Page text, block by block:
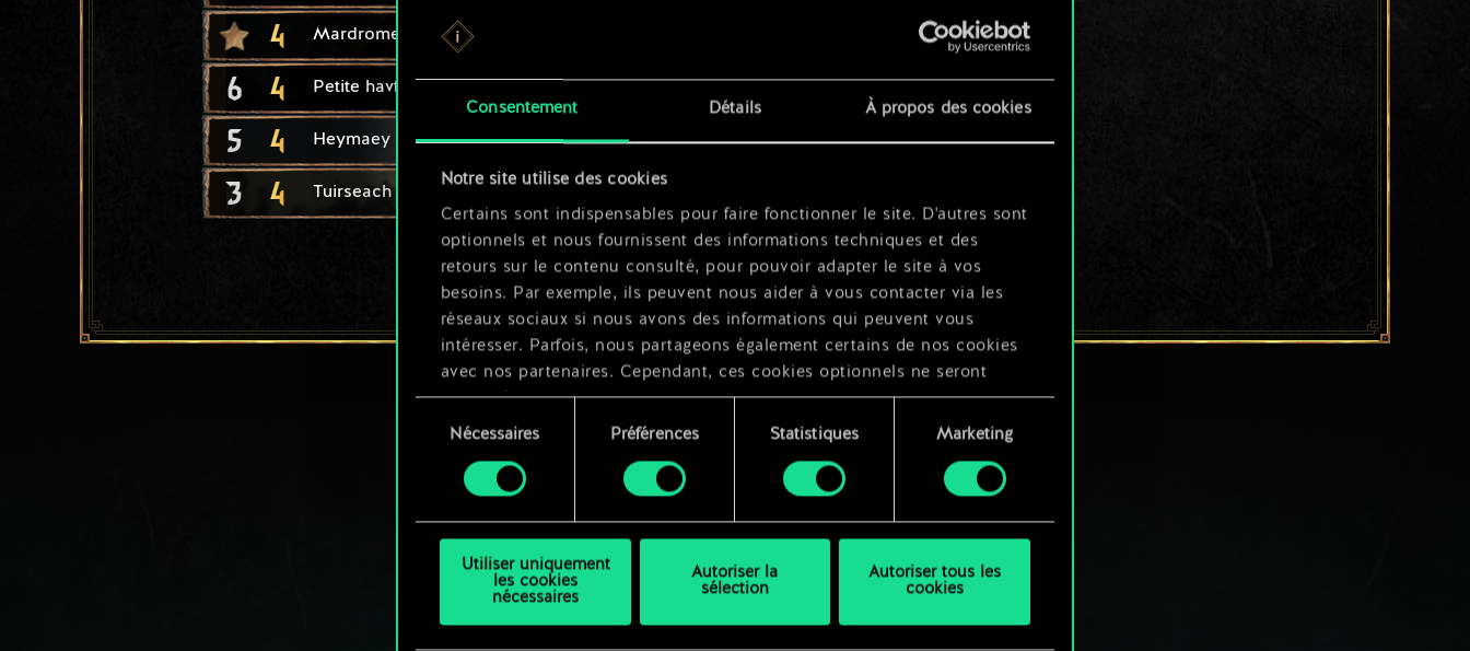
Consentement Détails À propos des cookies
Notre site utilise des cookies
Certains sont indispensables pour faire fonctionner le site. D'autres sont
optionnels et nous fournissent des informations techniques et des
retours sur le contenu consulté, pour pouvoir adapter le site à vos
besoins. Par exemple, ils peuvent nous aider à vous contacter via les
réseaux sociaux si nous avons des informations qui peuvent vous
intéresser. Parfois, nous partageons également certains de nos cookies
avec nos partenaires. Cependant, ces cookies optionnels ne seront
appliqués qu'avec votre permission.
et modifier vos préférences dans le menu "Paramètres" ci-dessous.
consentement
Nécessaires Préférences Statistiques Marketing
Utiliser uniquement
les cookies
nécessaires
Autoriser la
sélection
Autoriser tous les
cookies
4 Mardrome
6 4 Petite havfrue
5 4 Heymaey : skalde x2
3 4 Tuirseach : soldat